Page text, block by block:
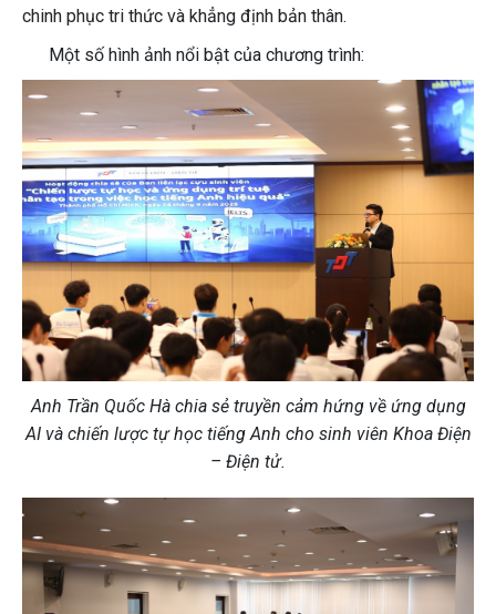
chinh phục tri thức và khẳng định bản thân.
Một số hình ảnh nổi bật của chương trình:
Anh Trần Quốc Hà chia sẻ truyền cảm hứng về ứng dụng
AI và chiến lược tự học tiếng Anh cho sinh viên Khoa Điện
– Điện tử.